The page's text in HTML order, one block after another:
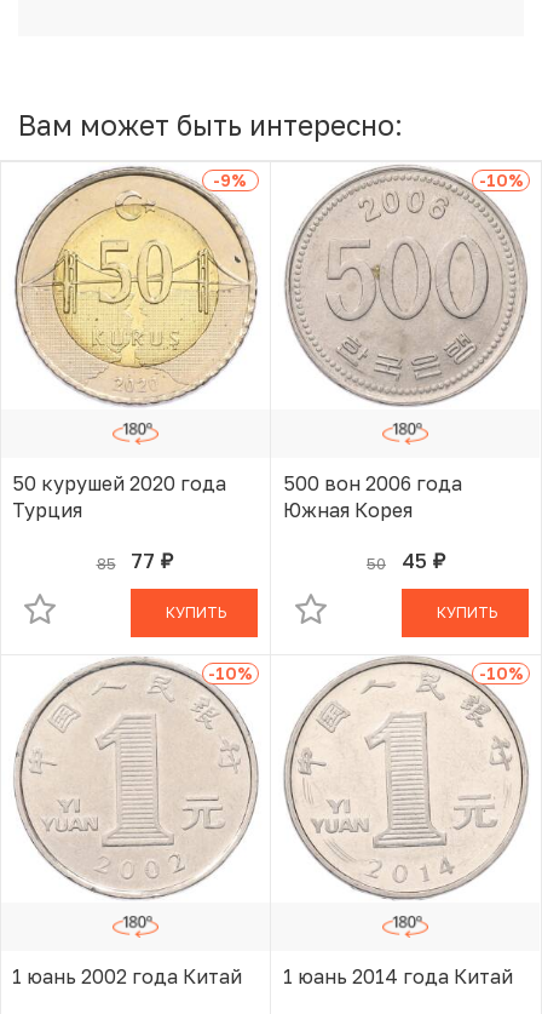
Вам может быть интересно:
-9%
50 курушей 2020 года
Турция
85 77 руб.
В КОРЗИНЕ
КУПИТЬ
-10%
500 вон 2006 года
Южная Корея
50 45 руб.
В КОРЗИНЕ
КУПИТЬ
-10%
1 юань 2002 года Китай
-10%
1 юань 2014 года Китай